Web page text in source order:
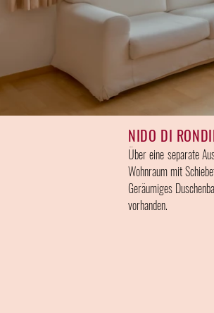
NIDO DI
Über eine separate
Wohnraum mit
Geräumiges
vorhanden.